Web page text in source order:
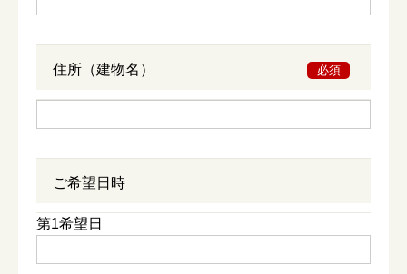
住所（建物名） 必須
ご希望日時
第1希望日